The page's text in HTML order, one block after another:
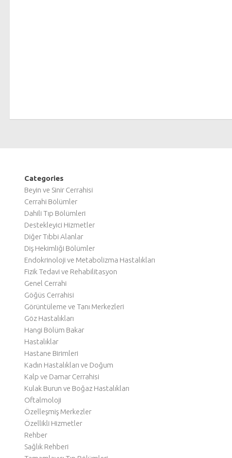
Categories
Beyin ve Sinir Cerrahisi
Cerrahi Bölümler
Dahili Tıp Bölümleri
Destekleyici Hizmetler
Diğer Tıbbi Alanlar
Diş Hekimliği Bölümler
Endokrinoloji ve Metabolizma Hastalıkları
Fizik Tedavi ve Rehabilitasyon
Genel Cerrahi
Göğüs Cerrahisi
Görüntüleme ve Tanı Merkezleri
Göz Hastalıkları
Hangi Bölüm Bakar
Hastalıklar
Hastane Birimleri
Kadın Hastalıkları ve Doğum
Kalp ve Damar Cerrahisi
Kulak Burun ve Boğaz Hastalıkları
Oftalmoloji
Özelleşmiş Merkezler
Özellikli Hizmetler
Rehber
Sağlık Rehberi